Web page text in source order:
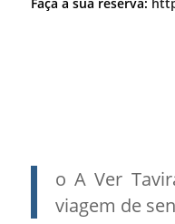
o A Ver
viagem de